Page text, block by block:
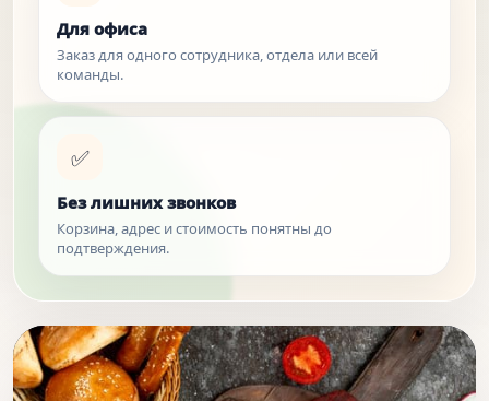
Для офиса
Заказ для одного сотрудника, отдела или всей
команды.
✅
Без лишних звонков
Корзина, адрес и стоимость понятны до
подтверждения.